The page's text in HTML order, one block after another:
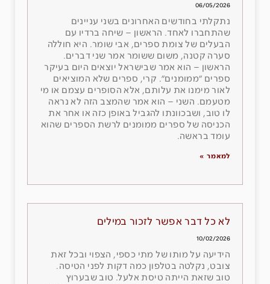
06/05/2026
נתקלתי בחודשים האחרונים בשני עניינים
שהתחברו לאחד. הראשון – שיחה ברדיו עם
הבעלים של צומת ספרים, אבי שומר. היא חוללה
סערה קטנה, משום ששומר אמר שני דברים.
הראשון – הוא אמר שבישראל יוצאים היום בעיקר
ספרים ״ממומנים״. קרי, ספרים שלא המוציאים
לאור מימנו את עלותם, אלא הסופרים עצמם או מי
מטעמם. השני – הוא אמר שהמצב הזה לא נראה
לו טוב, ושבכוונתו להגביל באופן כזה או אחר את
הכניסה של ספרים ממומנים לרשת הספרים שהוא
עומד בראשה.
למאמר »
לא כל דבר אפשר לזכור במילים
10/02/2026
הידיעה על מותו של מתי כספי, הצפוי ובכל זאת
צובט, נקלטה בטלפון כמה דקות לפני הטיסה.
טוב שזאת הייתה טיסת אלעל. טוב שבערוץ